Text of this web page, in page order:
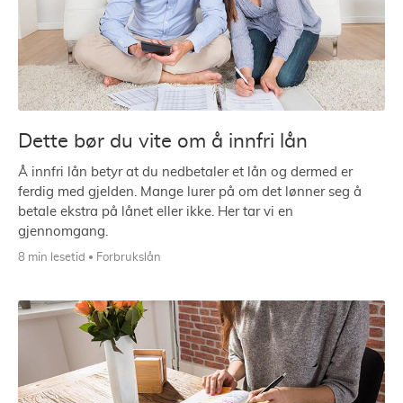
Dette bør du vite om å innfri lån
Å innfri lån betyr at du nedbetaler et lån og dermed er
ferdig med gjelden. Mange lurer på om det lønner seg å
betale ekstra på lånet eller ikke. Her tar vi en
gjennomgang.
8 min lesetid Forbrukslån